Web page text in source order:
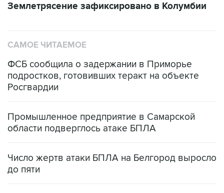
Землетрясение зафиксировано в Колумбии
САМОЕ ЧИТАЕМОЕ
ФСБ сообщила о задержании в Приморье
подростков, готовивших теракт на объекте
Росгвардии
Промышленное предприятие в Самарской
области подверглось атаке БПЛА
Число жертв атаки БПЛА на Белгород выросло
до пяти